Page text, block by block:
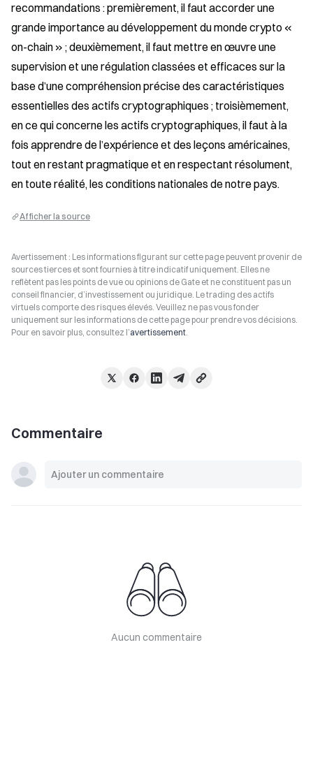
recommandations : premièrement, il faut accorder une
grande importance au développement du monde crypto «
on-chain » ; deuxièmement, il faut mettre en œuvre une
supervision et une régulation classées et efficaces sur la
base d’une compréhension précise des caractéristiques
essentielles des actifs cryptographiques ; troisièmement,
en ce qui concerne les actifs cryptographiques, il faut à la
fois apprendre de l’expérience et des leçons américaines,
tout en restant pragmatique et en respectant résolument,
en toute réalité, les conditions nationales de notre pays.
Afficher la source
Avertissement : Les informations figurant sur cette page peuvent provenir de
sources tierces et sont fournies à titre indicatif uniquement. Elles ne
reflètent pas les points de vue ou opinions de Gate et ne constituent pas un
conseil financier, d’investissement ou juridique. Le trading des actifs
virtuels comporte des risques élevés. Veuillez ne pas vous fonder
uniquement sur les informations de cette page pour prendre vos décisions.
Pour en savoir plus, consultez l’avertissement.
Commentaire
Aucun commentaire